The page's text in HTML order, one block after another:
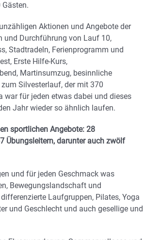
Aktionen und Angebote der
und Durchführung von Lauf 10,
Stadtradeln, Ferienprogramm und
Erste Hilfe-Kurs,
Martinsumzug, besinnliche
Silvesterlauf, der mit 370
war für jeden etwas dabei und dieses
Jahr wieder so ähnlich laufen.
sportlichen Angebote: 28
Übungsleitern, darunter auch zwölf
und für jeden Geschmack was
Bewegungslandschaft und
Laufgruppen, Pilates, Yoga
und Geschlecht und auch gesellige und